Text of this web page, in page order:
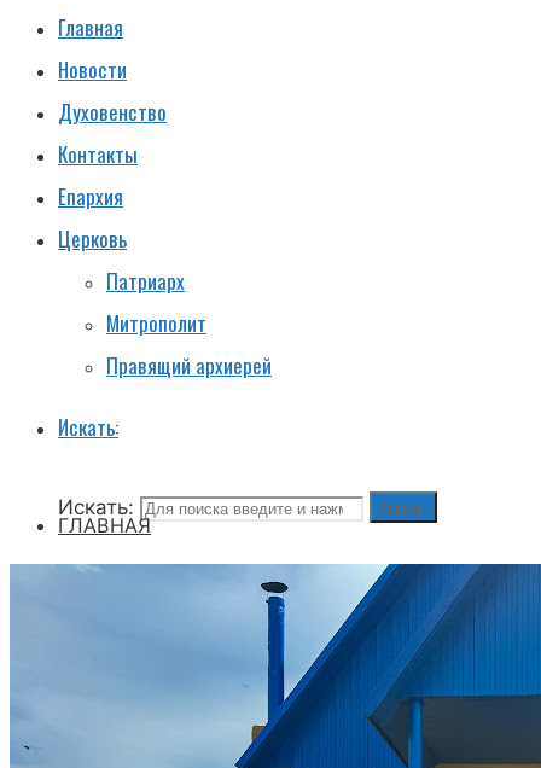
Главная
Новости
Духовенство
Контакты
Епархия
Церковь
Патриарх
Митрополит
Правящий архиерей
Искать:
Искать: Искать:
ГЛАВНАЯ